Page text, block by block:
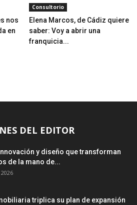
nos
en
Consultorio
Elena Marcos, de Cádiz quiere
saber: Voy a abrir una
franquicia...
DEL EDITOR
y diseño que transforman
de la mano de...
triplica su plan de expansión